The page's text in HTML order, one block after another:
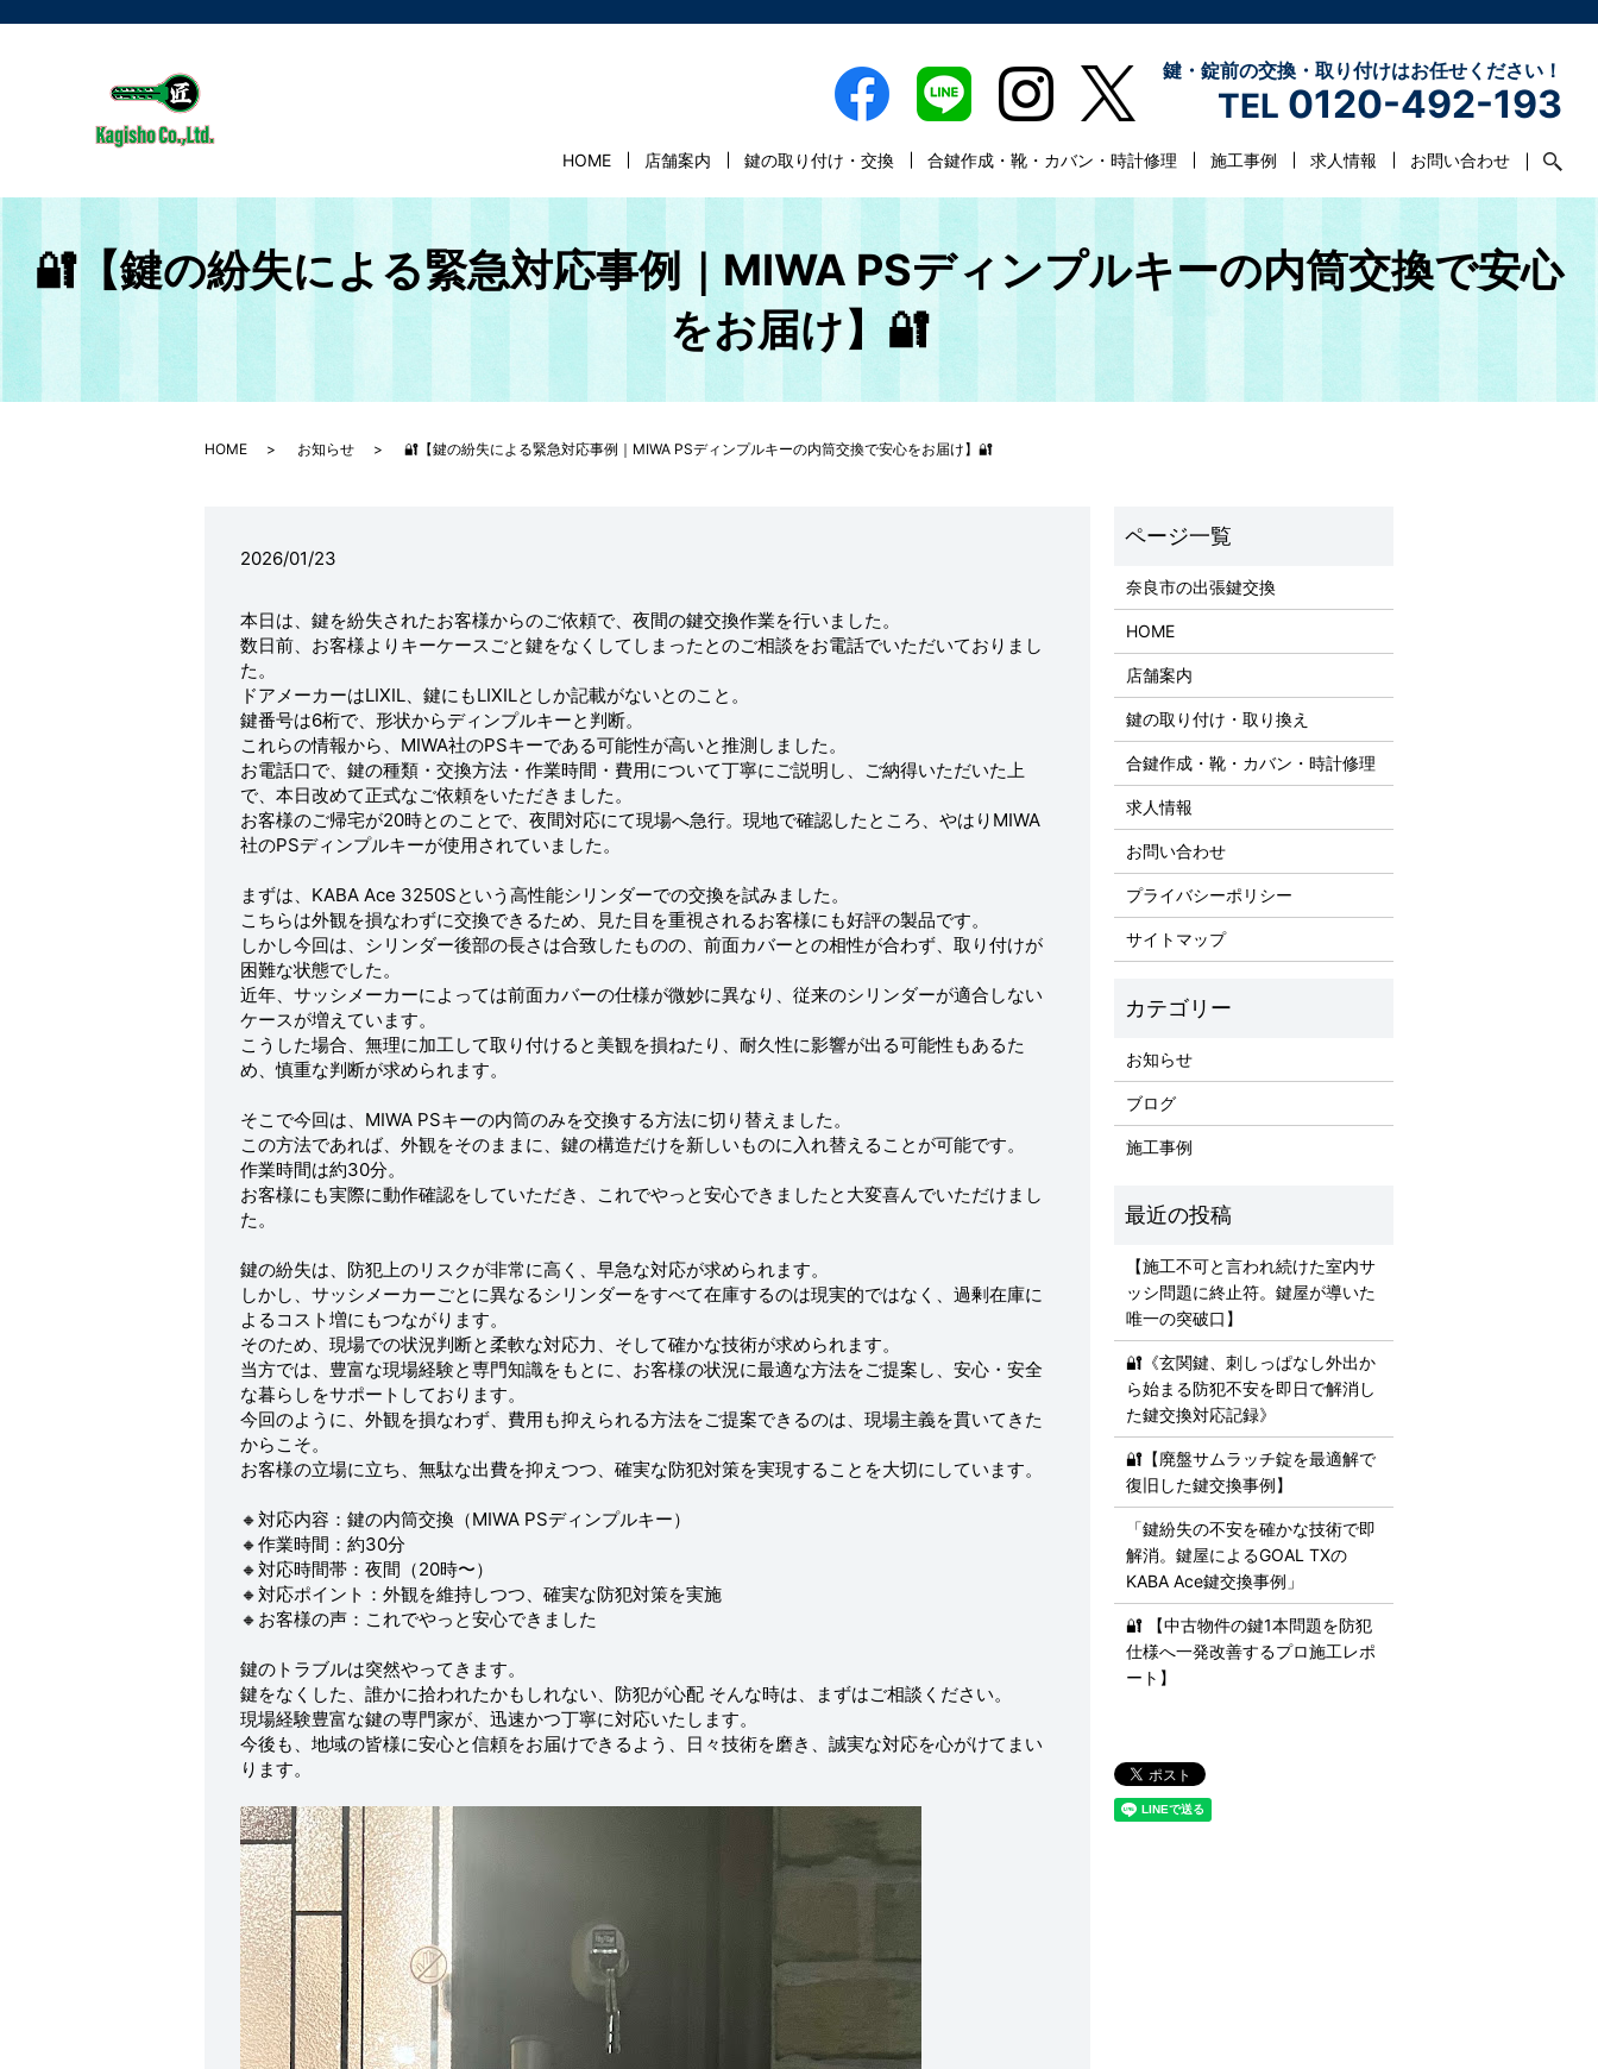
鍵・錠前の交換・取り付けはお任せください！
TEL 0120-492-193
HOME 店舗案内 鍵の取り付け・交換 合鍵作成・靴・カバン・時計修理 施工事例 求人情報 お問い合わせ
🔐【鍵の紛失による緊急対応事例｜MIWA PSディンプルキーの内筒交換で安心
をお届け】🔐
HOME お知らせ 🔐【鍵の紛失による緊急対応事例｜MIWA PSディンプルキーの内筒交換で安心をお届け】🔐
2026/01/23
本日は、鍵を紛失されたお客様からのご依頼で、夜間の鍵交換作業を行いました。
数日前、お客様よりキーケースごと鍵をなくしてしまったとのご相談をお電話でいただいておりまし
た。
ドアメーカーはLIXIL、鍵にもLIXILとしか記載がないとのこと。
鍵番号は6桁で、形状からディンプルキーと判断。
これらの情報から、MIWA社のPSキーである可能性が高いと推測しました。
お電話口で、鍵の種類・交換方法・作業時間・費用について丁寧にご説明し、ご納得いただいた上
で、本日改めて正式なご依頼をいただきました。
お客様のご帰宅が20時とのことで、夜間対応にて現場へ急行。現地で確認したところ、やはりMIWA
社のPSディンプルキーが使用されていました。
まずは、KABA Ace 3250Sという高性能シリンダーでの交換を試みました。
こちらは外観を損なわずに交換できるため、見た目を重視されるお客様にも好評の製品です。
しかし今回は、シリンダー後部の長さは合致したものの、前面カバーとの相性が合わず、取り付けが
困難な状態でした。
近年、サッシメーカーによっては前面カバーの仕様が微妙に異なり、従来のシリンダーが適合しない
ケースが増えています。
こうした場合、無理に加工して取り付けると美観を損ねたり、耐久性に影響が出る可能性もあるた
め、慎重な判断が求められます。
そこで今回は、MIWA PSキーの内筒のみを交換する方法に切り替えました。
この方法であれば、外観をそのままに、鍵の構造だけを新しいものに入れ替えることが可能です。
作業時間は約30分。
お客様にも実際に動作確認をしていただき、これでやっと安心できましたと大変喜んでいただけまし
た。
鍵の紛失は、防犯上のリスクが非常に高く、早急な対応が求められます。
しかし、サッシメーカーごとに異なるシリンダーをすべて在庫するのは現実的ではなく、過剰在庫に
よるコスト増にもつながります。
そのため、現場での状況判断と柔軟な対応力、そして確かな技術が求められます。
当方では、豊富な現場経験と専門知識をもとに、お客様の状況に最適な方法をご提案し、安心・安全
な暮らしをサポートしております。
今回のように、外観を損なわず、費用も抑えられる方法をご提案できるのは、現場主義を貫いてきた
からこそ。
お客様の立場に立ち、無駄な出費を抑えつつ、確実な防犯対策を実現することを大切にしています。
🔸対応内容：鍵の内筒交換（MIWA PSディンプルキー）
🔸作業時間：約30分
🔸対応時間帯：夜間（20時〜）
🔸対応ポイント：外観を維持しつつ、確実な防犯対策を実施
🔸お客様の声：これでやっと安心できました
鍵のトラブルは突然やってきます。
鍵をなくした、誰かに拾われたかもしれない、防犯が心配 そんな時は、まずはご相談ください。
現場経験豊富な鍵の専門家が、迅速かつ丁寧に対応いたします。
今後も、地域の皆様に安心と信頼をお届けできるよう、日々技術を磨き、誠実な対応を心がけてまい
ります。
奈良市の出張鍵交換
HOME
店舗案内
鍵の取り付け・取り換え
合鍵作成・靴・カバン・時計修理
求人情報
お問い合わせ
プライバシーポリシー
サイトマップ
お知らせ
ブログ
施工事例
【施工不可と言われ続けた室内サ
ッシ問題に終止符。鍵屋が導いた
唯一の突破口】
🔐《玄関鍵、刺しっぱなし外出か
ら始まる防犯不安を即日で解消し
た鍵交換対応記録》
🔐【廃盤サムラッチ錠を最適解で
復旧した鍵交換事例】
「鍵紛失の不安を確かな技術で即
解消。鍵屋によるGOAL TXの
KABA Ace鍵交換事例」
🔐 【中古物件の鍵1本問題を防犯
仕様へ一発改善するプロ施工レポ
ート】